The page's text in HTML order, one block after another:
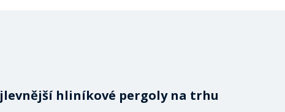
hliníkové pergoly na trhu